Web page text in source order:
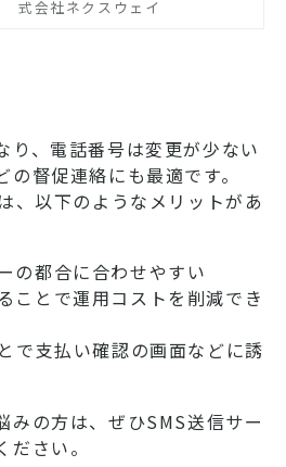
普及により、誰もが自由にイン
用シーンについて紹介します。
式会社ネクスウェイ
り、電話番号は変更が少ない
督促連絡にも最適です。
、以下のようなメリットがあ
の都合に合わせやすい
ことで運用コストを削減でき
で支払い確認の画面などに誘
みの方は、ぜひSMS送信サー
さい。